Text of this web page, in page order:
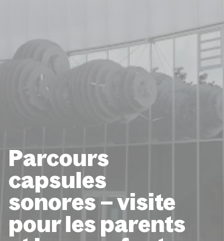
Parcours
capsules
sonores – visite
pour les parents